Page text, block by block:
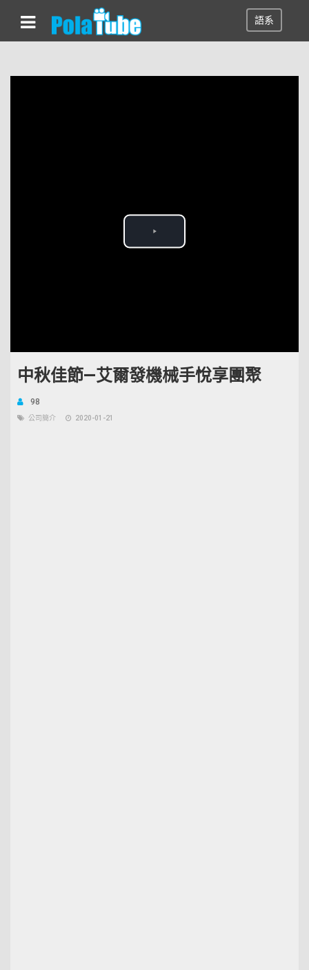
語系
中秋佳節—艾爾發機械手悅享團聚
98
公司簡介 2020-01-21